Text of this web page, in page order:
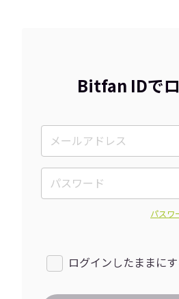
Bitfan IDで
パスワ
ログインしたままにす